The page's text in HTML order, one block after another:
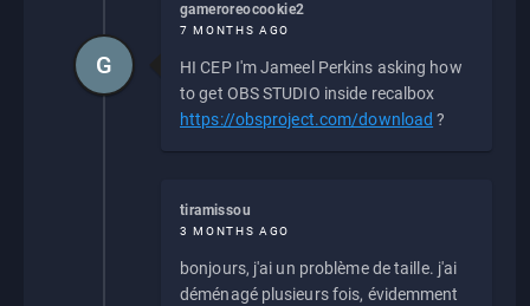
gameroreocookie2
7 MONTHS AGO
HI CEP I'm Jameel Perkins asking how
to get OBS STUDIO inside recalbox
https://obsproject.com/download ?
G
tiramissou
3 MONTHS AGO
bonjours, j'ai un problème de taille. j'ai
déménagé plusieurs fois, évidemment